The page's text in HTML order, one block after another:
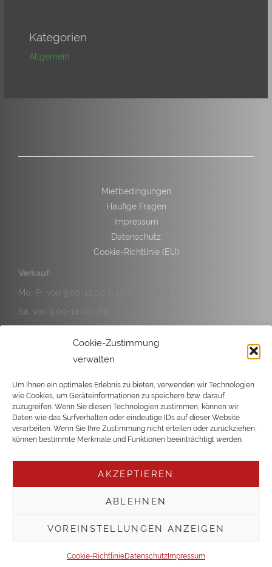
Cookie-Zustimmung
verwalten
Um Ihnen ein optimales Erlebnis zu bieten, verwenden wir Technologien
wie Cookies, um Geräteinformationen zu speichern bzw. darauf
zuzugreifen. Wenn Sie diesen Technologien zustimmen, können wir
Daten wie das Surfverhalten oder eindeutige IDs auf dieser Website
verarbeiten. Wenn Sie Ihre Zustimmung nicht erteilen oder zurückziehen,
können bestimmte Merkmale und Funktionen beeinträchtigt werden.
AKZEPTIEREN
ABLEHNEN
VOREINSTELLUNGEN ANZEIGEN
Cookie-RichtlinieDatenschutz Impressum
Kategorien
Allgemein
Mietbedingungen
Häufige Fragen
Impressum
Datenschutz
Cookie-Richtlinie (EU)
Verkauf:
Mo.-Fr. von 9:00-12:00 & 13:00-18:00 Uhr
Sa. von 9:00-14:00 Uhr
Mo.-Fr. von 9:00-12:00 & 13:00-17:00 Uhr
Copyright © 2026 Büsgen